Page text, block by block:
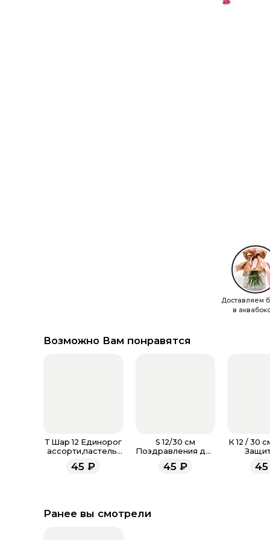
Доставляем
в
Возможно Вам понравятся
Т Шар 12 Единорог
ассорти,пастель-
45 ₽
S 12/30 см
Поздравления для
Пастель
45₽
К 12 / 30
45
Ранее вы смотрели